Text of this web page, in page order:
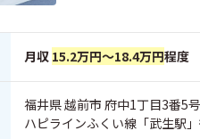
月収 15.2万円～18.4万円程度
福井県 越前市 府中1丁目3番5号
ハピラインふくい線「武生駅